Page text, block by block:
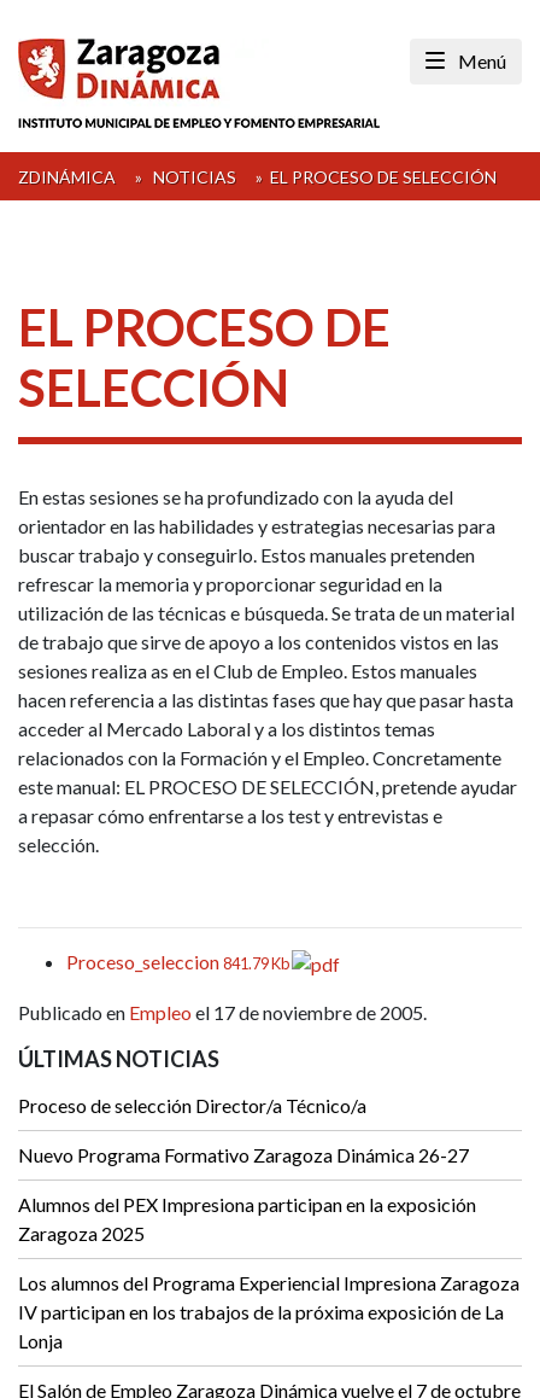
content
Menú
ZDINÁMICA » NOTICIAS » EL PROCESO DE SELECCIÓN
EL PROCESO DE
SELECCIÓN
En estas sesiones se ha profundizado con la ayuda del
orientador en las habilidades y estrategias necesarias para
buscar trabajo y conseguirlo. Estos manuales pretenden
refrescar la memoria y proporcionar seguridad en la
utilización de las técnicas e búsqueda. Se trata de un material
de trabajo que sirve de apoyo a los contenidos vistos en las
sesiones realiza as en el Club de Empleo. Estos manuales
hacen referencia a las distintas fases que hay que pasar hasta
acceder al Mercado Laboral y a los distintos temas
relacionados con la Formación y el Empleo. Concretamente
este manual: EL PROCESO DE SELECCIÓN, pretende ayudar
a repasar cómo enfrentarse a los test y entrevistas e
selección.
Proceso_seleccion841.79 Kb
Publicado en Empleo el 17 de noviembre de 2005.
ÚLTIMAS NOTICIAS
Proceso de selección Director/a Técnico/a
Nuevo Programa Formativo Zaragoza Dinámica 26-27
Alumnos del PEX Impresiona participan en la exposición
Zaragoza 2025
Los alumnos del Programa Experiencial Impresiona Zaragoza
IV participan en los trabajos de la próxima exposición de La
Lonja
El Salón de Empleo Zaragoza Dinámica vuelve el 7 de octubre